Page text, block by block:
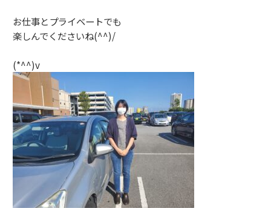
お仕事とプライベートでも
楽しんでくださいね(^^)/
(*^^)v